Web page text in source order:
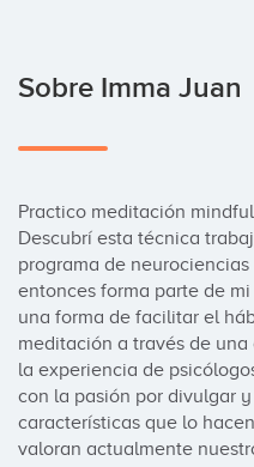
Sobre Imma Juan
Practico meditación
Descubrí esta técnica
programa de
entonces forma parte de
una forma de facilitar el
meditación a través de
la experiencia de
con la pasión por divulgar
características que lo
valoran actualmente